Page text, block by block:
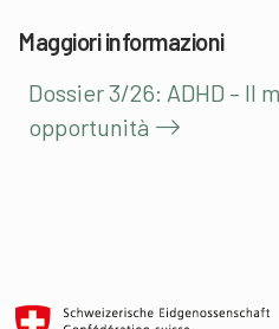
Maggiori informazioni
Dossier 3/26: ADHD – Il
opportunità